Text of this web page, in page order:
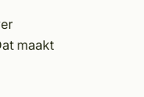
maakt